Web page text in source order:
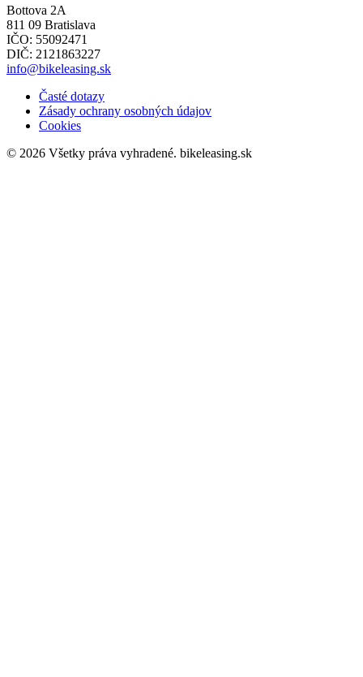
Bottova 2A
811 09 Bratislava
IČO: 55092471
DIČ: 2121863227
info@bikeleasing.sk
Časté dotazy
Zásady ochrany osobných údajov
Cookies
© 2026 Všetky práva vyhradené. bikeleasing.sk